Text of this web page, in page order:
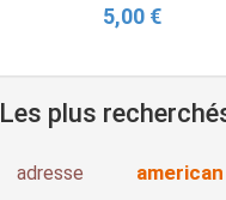
5,00 €
Les plus
adresse american